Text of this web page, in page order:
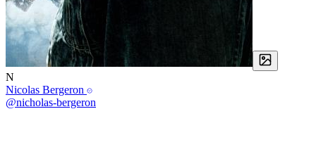
N
Nicolas Bergeron
@nicholas-bergeron